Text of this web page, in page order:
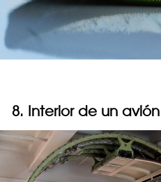
8. Interior de un